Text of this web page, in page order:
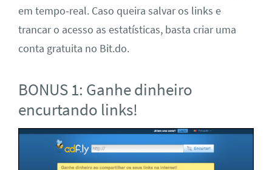
em tempo-real. Caso queira salvar os links e
trancar o acesso as estatísticas, basta criar uma
conta gratuita no Bit.do.
BONUS 1: Ganhe dinheiro
encurtando links!